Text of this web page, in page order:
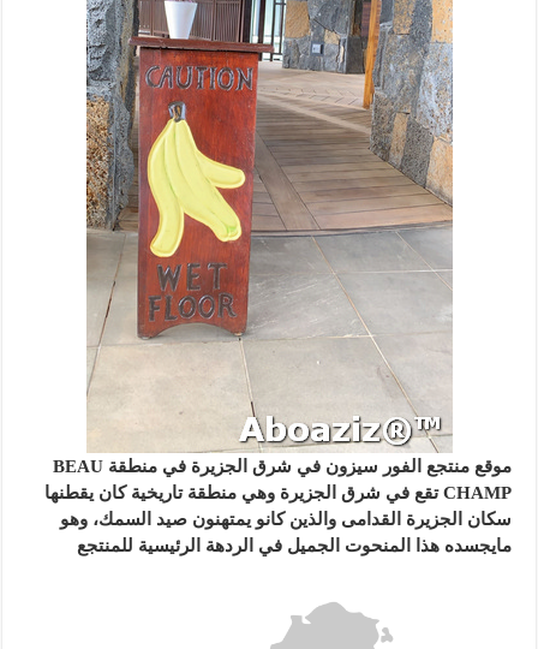
موقع منتجع الفور سيزون في شرق الجزيرة في منطقة BEAU
CHAMP تقع في شرق الجزيرة وهي منطقة تاريخية كان يقطنها
سكان الجزيرة القدامى والذين كانو يمتهنون صيد السمك، وهو
مايجسده هذا المنحوت الجميل في الردهة الرئيسية للمنتجع